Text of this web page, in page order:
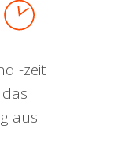
-zeit
aus.